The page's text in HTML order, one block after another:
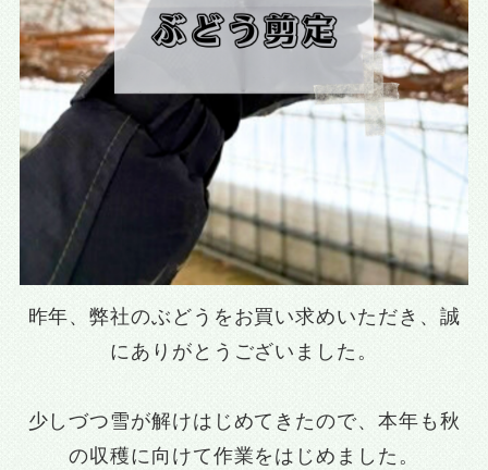
昨年、弊社のぶどうをお買い求めいただき、誠
にありがとうございました。
少しづつ雪が解けはじめてきたので、本年も秋
の収穫に向けて作業をはじめました。